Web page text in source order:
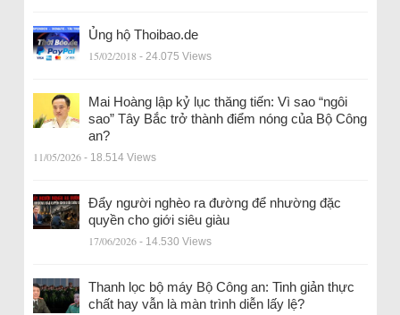
Ủng hộ Thoibao.de
15/02/2018 - 24.075 Views
Mai Hoàng lập kỷ lục thăng tiến: Vì sao “ngôi
sao” Tây Bắc trở thành điểm nóng của Bộ Công
an?
11/05/2026 - 18.514 Views
Đẩy người nghèo ra đường để nhường đặc
quyền cho giới siêu giàu
17/06/2026 - 14.530 Views
Thanh lọc bộ máy Bộ Công an: Tinh giản thực
chất hay vẫn là màn trình diễn lấy lệ?